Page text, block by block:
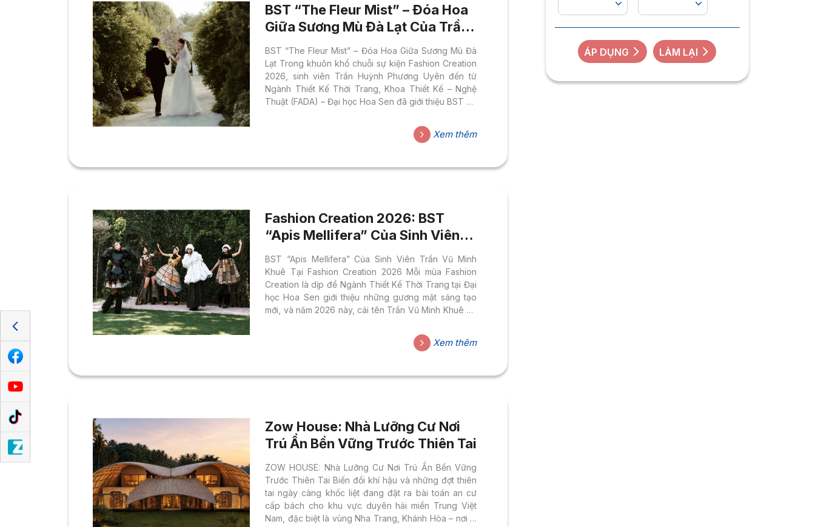
BST “The Fleur Mist” – Đóa Hoa
Giữa Sương Mù Đà Lạt Của Trần
Huỳnh Phương Uyên
BST “The Fleur Mist” – Đóa Hoa Giữa Sương Mù Đà
Lạt Trong khuôn khổ chuỗi sự kiện Fashion Creation
2026, sinh viên Trần Huỳnh Phương Uyên đến từ
Ngành Thiết Kế Thời Trang, Khoa Thiết Kế – Nghệ
Thuật (FADA) – Đại học Hoa Sen đã giới thiệu BST đồ
hứng từ Đà Lạt – thành phố ngàn hoa và cũng là
thành phố sương mù nổi tiếng, bộ sưu tập là hành
xúc, giữa sự mong...
Xem thêm
Fashion Creation 2026: BST
“Apis Mellifera” Của Sinh Viên
Trần Vũ Minh Khuê
BST “Apis Mellifera” Của Sinh Viên Trần Vũ Minh
Khuê Tại Fashion Creation 2026 Mỗi mùa Fashion
Creation là dịp để Ngành Thiết Kế Thời Trang tại Đại
học Hoa Sen giới thiệu những gương mặt sáng tạo
mới, và năm 2026 này, cái tên Trần Vũ Minh Khuê đã
“Apis Mellifera”. Lấy cảm hứng từ chính tên khoa học
của loài ong mật, bộ sưu tập là một hành trình thị giác
của...
Xem thêm
Zow House: Nhà Lưỡng Cư Nơi
Trú Ẩn Bền Vững Trước Thiên Tai
ZOW HOUSE: Nhà Lưỡng Cư Nơi Trú Ẩn Bền Vững
Trước Thiên Tai Biến đổi khí hậu và những đợt thiên
tai ngày càng khốc liệt đang đặt ra bài toán an cư
cấp bách cho khu vực duyên hải miền Trung Việt
Nam, đặc biệt là vùng Nha Trang, Khánh Hòa – nơi lũ
ÁP DỤNG LÀM LẠI